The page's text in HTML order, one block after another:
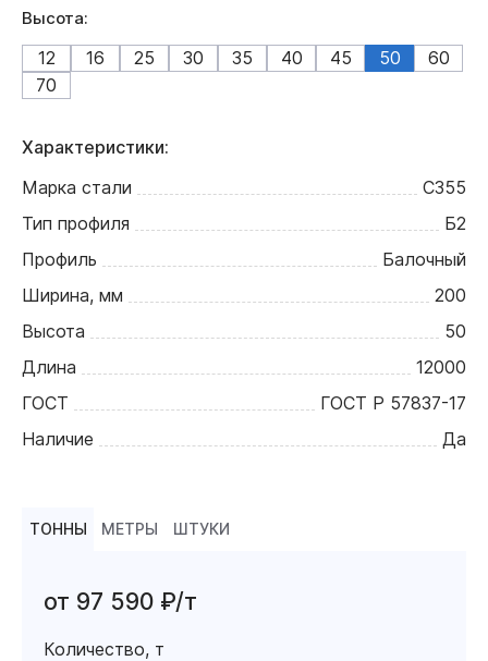
Высота:
12 16 25 30 35 40 45 50
60
70
Характеристики:
Марка стали
С355
Тип профиля
Б2
Профиль
Балочный
Ширина, мм
200
Высота
50
Длина
12000
ГОСТ
ГОСТ Р 57837-17
Наличие
Да
ТОННЫ МЕТРЫ ШТУКИ
от 97 590 ₽/т
Количество, т